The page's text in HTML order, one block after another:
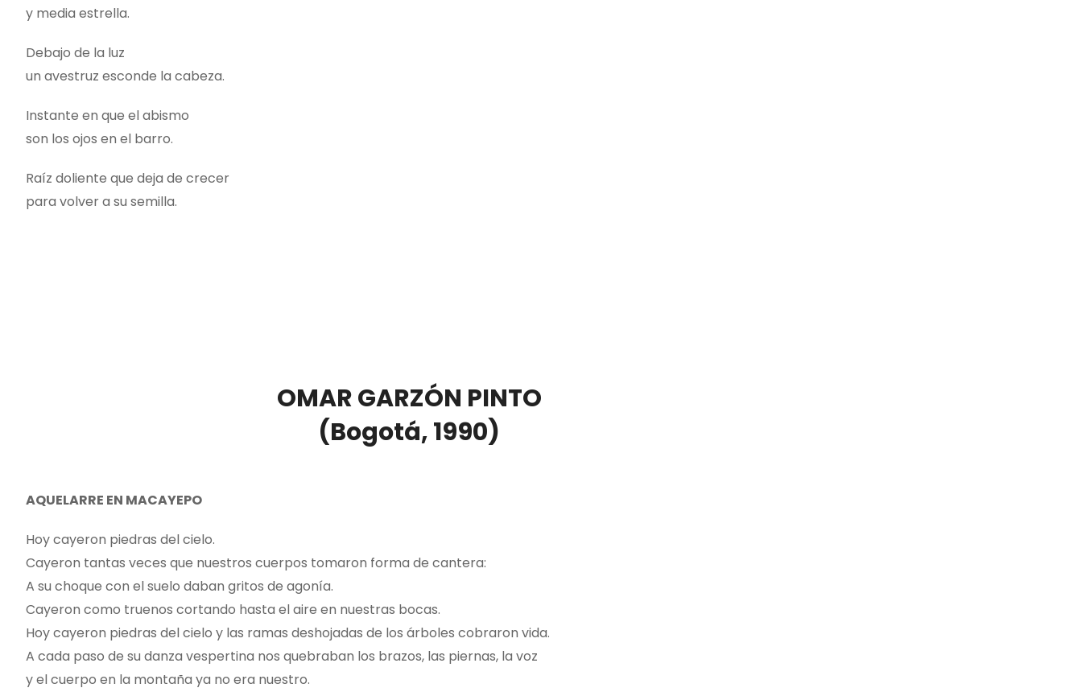
y media estrella.
Debajo de la luz
un avestruz esconde la cabeza.
Instante en que el abismo
son los ojos en el barro.
Raíz doliente que deja de crecer
para volver a su semilla.
OMAR GARZÓN PINTO
(Bogotá, 1990)
AQUELARRE EN MACAYEPO
Hoy cayeron piedras del cielo.
Cayeron tantas veces que nuestros cuerpos tomaron forma de cantera:
A su choque con el suelo daban gritos de agonía.
Cayeron como truenos cortando hasta el aire en nuestras bocas.
Hoy cayeron piedras del cielo y las ramas deshojadas de los árboles cobraron vida.
A cada paso de su danza vespertina nos quebraban los brazos, las piernas, la voz
y el cuerpo en la montaña ya no era nuestro.